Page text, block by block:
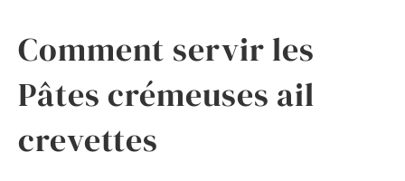
Comment servir les
Pâtes crémeuses ail
crevettes